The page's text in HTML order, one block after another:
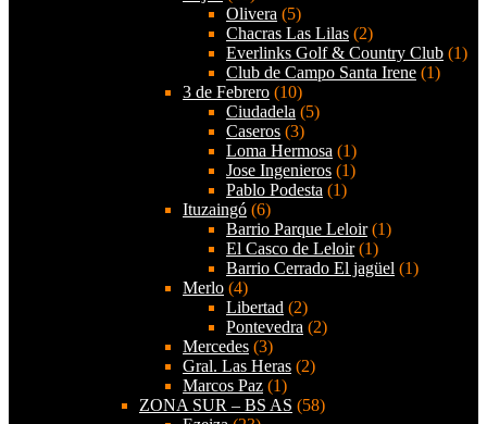
Olivera (5)
Chacras Las Lilas (2)
Everlinks Golf & Country Club (1)
Club de Campo Santa Irene (1)
3 de Febrero (10)
Ciudadela (5)
Caseros (3)
Loma Hermosa (1)
Jose Ingenieros (1)
Pablo Podesta (1)
Ituzaingó (6)
Barrio Parque Leloir(1)
El Casco de Leloir(1)
Barrio Cerrado El jagüel (1)
Merlo (4)
Libertad (2)
Pontevedra (2)
Mercedes (3)
Gral. Las Heras (2)
Marcos Paz (1)
ZONA SUR – BS AS (58)